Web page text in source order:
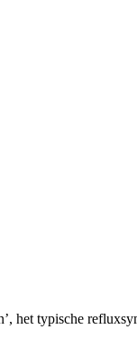
het typische